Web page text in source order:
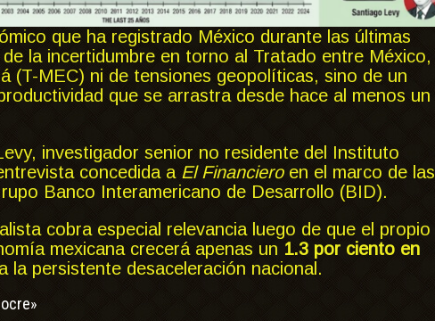
que ha registrado México durante las últimas
la incertidumbre en torno al Tratado entre México,
(T-MEC) ni de tensiones geopolíticas, sino de un
que se arrastra desde hace al menos un
investigador senior no residente del Instituto
concedida a El Financieroen el marco de las
Banco Interamericano de Desarrollo (BID).
cobra especial relevancia luego de que el propio
mexicana crecerá apenas un 1.3 por ciento en
la persistente desaceleración nacional.